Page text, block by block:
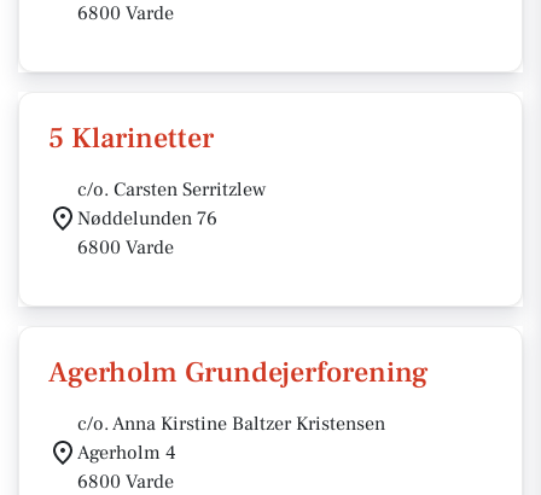
6800 Varde
5 Klarinetter
c/o. Carsten Serritzlew
Nøddelunden 76
6800 Varde
Agerholm Grundejerforening
c/o. Anna Kirstine Baltzer Kristensen
Agerholm 4
6800 Varde